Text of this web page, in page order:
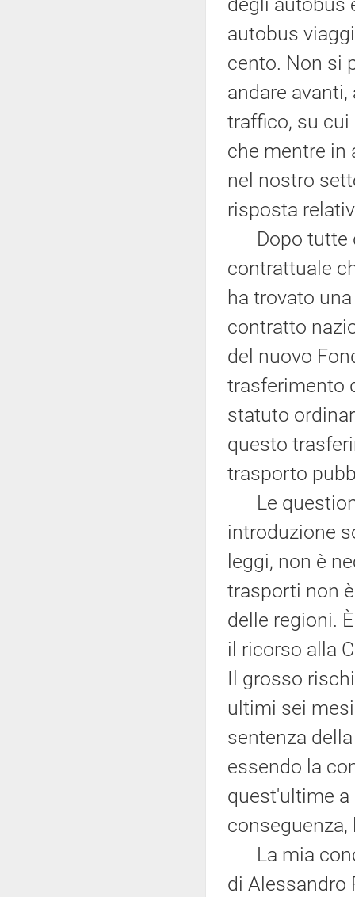
autobus
cento. Non si
andare
traffico, su
che mentre in
nel nostro
risposta
Dopo tutte
contrattuale
ha trovato
contratto
del nuovo
trasferimento
statuto
questo
trasporto
Le
introduzione
leggi, non è
trasporti non
delle regioni.
il ricorso alla
Il grosso
ultimi sei
sentenza
essendo la
quest'ultime
conseguenza,
La mia
di Alessandro